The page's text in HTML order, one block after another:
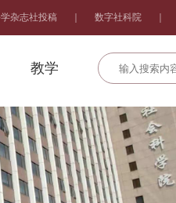
杂志社投稿 数字社科院
教学